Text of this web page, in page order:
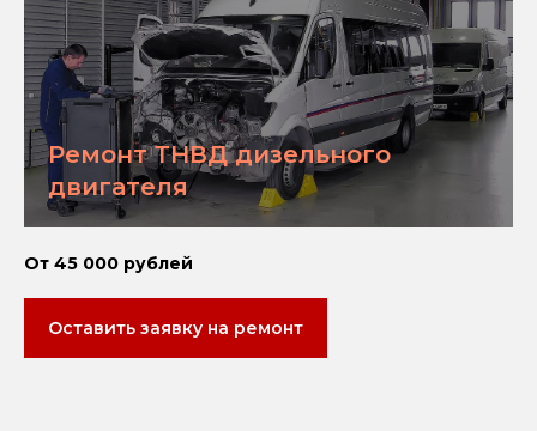
Ремонт ТНВД дизельного
двигателя
От 45 000 рублей
Оставить заявку на ремонт